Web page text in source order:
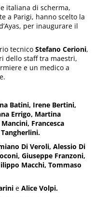
italiana di scherma,
a Parigi, hanno scelto la
per inaugurare il
tecnicoStefano Cerioni,
dello staff tra maestri,
e un medico a
Batini, Irene Bertini,
Errigo, Martina
Francesca
Tangherlini.
Di Veroli, Alessio Di
Giuseppe Franzoni,
Macchi, Tommaso
eAlice Volpi.